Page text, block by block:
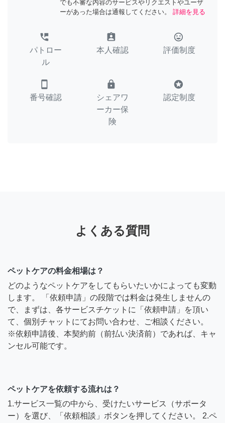
でも不審な内容のサービスやリクエストやユーザ
ーがあった場合は通報してください。
詳細を見る
perm_phone_msg
パトロー
ル
assignment_ind
本人確認
tag_faces
評価制度
smartphone
番号確認
lock
シェアワ
ーカー保
険
stars
認定制度
よくある質問
ペットケアの料金相場は？
どのようなペットケアをしてもらいたいかによっても変動
します。 「依頼申請」の段階では料金は発生しませんの
で、まずは、各サービスチケットに「依頼申請」を頂い
て、個別チャットにてお問い合わせ、ご相談ください。
※依頼申請後、本契約前（前払い決済前）であれば、キャ
ンセル可能です。
ペットケアを依頼する流れは？
1.サービス一覧の中から、受けたいサービス（サポータ
ー）を選び、「依頼相談」ボタンを押してください。 2.ペ